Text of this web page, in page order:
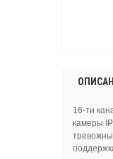
16-ти
камеры